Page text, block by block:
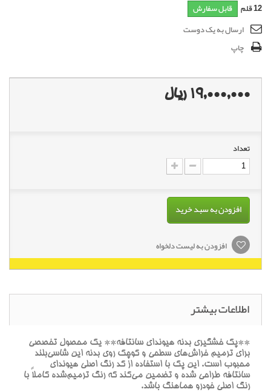
12قلم قابل سفارش
ارسال به یک دوست
چاپ
19,000,000 ریال
تعداد
افزودن به سبد خرید
افزودن به لیست دلخواه
اطلاعات بیشتر
**پک خشگيري بدنه هيونداي سانتافه** يک محصول تخصصي
براي ترميم خراش‌هاي سطحي و کوچک روي بدنه اين شاسي‌بلند
محبوب است. اين پک با استفاده از کد رنگ اصلي هيونداي
سانتافه طراحي شده و تضمين مي‌کند که رنگ ترميم‌شده کاملاً با
رنگ اصلي خودرو هماهنگ باشد.